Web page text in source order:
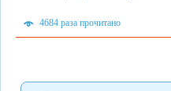
4684 раза прочитано